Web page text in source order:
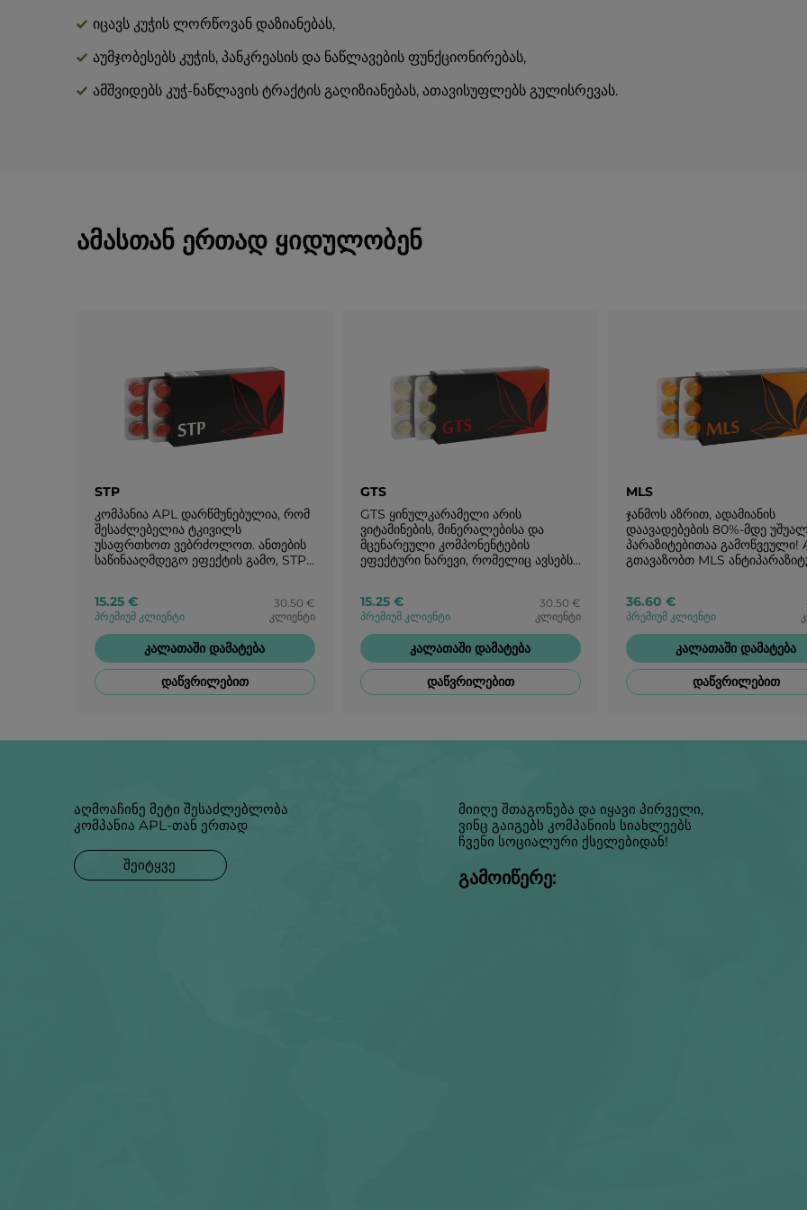
იცავს კუჭის ლორწოვან დაზიანებას,
აუმჯობესებს კუჭის, პანკრეასის და ნაწლავების ფუნქციონირებას,
ამშვიდებს კუჭ-ნაწლავის ტრაქტის გაღიზიანებას, ათავისუფლებს გულისრევას.
ამასთან ერთად ყიდულობენ
STP
კომპანია APL დარწმუნებულია, რომ
შესაძლებელია ტკივილს
უსაფრთხოთ ვებრძოლოთ. ანთების
საწინააღმდეგო ეფექტის გამო, STP
15.25 €
პრემიუმ კლიენტი
30.50 €
კლიენტი
კალათაში დამატება
დაწვრილებით
GTS
GTS ყინულკარამელი არის
ვიტამინების, მინერალებისა და
მცენარეული კომპონენტების
ეფექტური ნარევი, რომელიც ავსებს
გმირობებისთვის!
15.25 €
პრემიუმ კლიენტი
30.50 €
კლიენტი
კალათაში დამატება
დაწვრილებით
MLS
ჯანმოს აზრით, ადამიანის
დაავადებების 80%-მდე
პარაზიტებითაა გამოწვეული!
გთავაზობთ MLS
სამუდამოდ!
36.60 €
პრემიუმ კლიენტი
კალათაში დამატება
დაწვრილებით
აღმოაჩინე მეტი შესაძლებლობა
კომპანია APL-თან ერთად
შეიტყვე
მიიღე შთაგონება და იყავი პირველი,
ვინც გაიგებს კომპანიის სიახლეებს
ჩვენი სოციალური ქსელებიდან!
გამოიწერე: